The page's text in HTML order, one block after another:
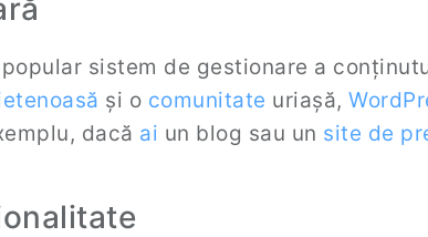
sistem de gestionare a
și o comunitate uriașă,
dacă ai un blog sau un site de